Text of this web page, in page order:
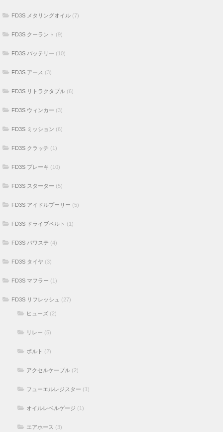
FD3S メタリングオイル (7)
FD3S クーラント (9)
FD3S バッテリー (10)
FD3S アース (3)
FD3S リトラクタブル (6)
FD3S ウィンカー (3)
FD3S ミッション (6)
FD3S クラッチ (1)
FD3S ブレーキ (10)
FD3S スターター (5)
FD3S アイドルプーリー (5)
FD3S ドライブベルト (1)
FD3S パワステ (4)
FD3S タイヤ (3)
FD3S マフラー (1)
FD3S リフレッシュ (27)
ヒューズ (2)
リレー (5)
ボルト (2)
アクセルケーブル (2)
フューエルレジスター (1)
オイルレベルゲージ (1)
エアホース (3)